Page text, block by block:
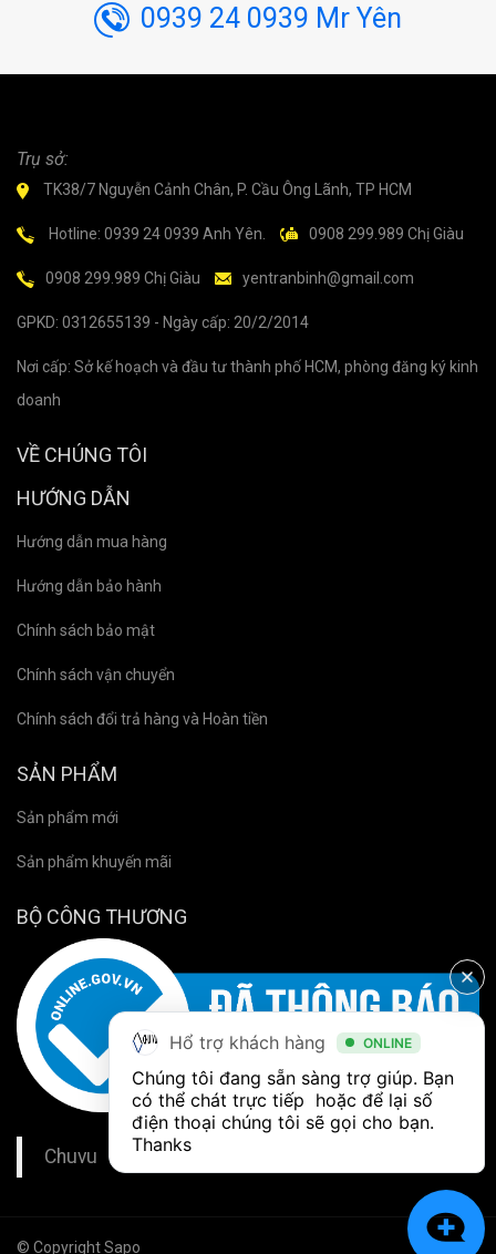
0939 24 0939 Mr Yên
Trụ sở:
TK38/7 Nguyễn Cảnh Chân, P. Cầu Ông Lãnh, TP HCM
Hotline: 0939 24 0939 Anh Yên. 0908 299.989 Chị Giàu
0908 299.989 Chị Giàu yentranbinh@gmail.com
GPKD: 0312655139 - Ngày cấp: 20/2/2014
Nơi cấp: Sở kế hoạch và đầu tư thành phố HCM, phòng đăng ký kinh
doanh
VỀ CHÚNG TÔI
HƯỚNG DẪN
Hướng dẫn mua hàng
Hướng dẫn bảo hành
Chính sách bảo mật
Chính sách vận chuyển
Chính sách đổi trả hàng và Hoàn tiền
SẢN PHẨM
Sản phẩm mới
Sản phẩm khuyến mãi
BỘ CÔNG THƯƠNG
Chuvu
© Copyright Sapo
Hổ trợ khách hàng ONLINE
Chúng tôi đang sẵn sàng trợ giúp. Bạn
có thể chát trực tiếp  hoặc để lại số
điện thoại chúng tôi sẽ gọi cho bạn.
Thanks